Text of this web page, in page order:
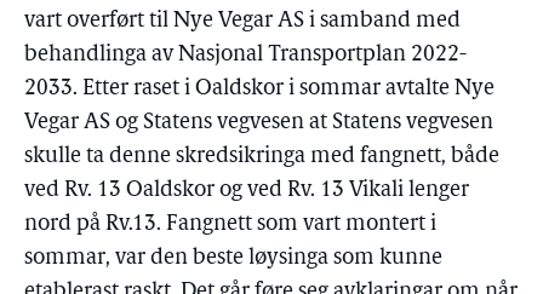
vart overført til Nye Vegar AS i samband med
behandlinga av Nasjonal Transportplan 2022-
2033. Etter raset i Oaldskor i sommar avtalte Nye
Vegar AS og Statens vegvesen at Statens vegvesen
skulle ta denne skredsikringa med fangnett, både
ved Rv. 13 Oaldskor og ved Rv. 13 Vikali lenger
nord på Rv.13. Fangnett som vart montert i
sommar, var den beste løysinga som kunne